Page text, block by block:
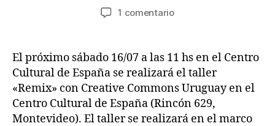
1 comentarioen
con
Creative
Commons
Uruguay
en
el
El próximo sábado 16/07 a las 11 hs en el Centro
Cultural de España se realizará el taller
«Remix» con Creative Commons Uruguay en el
Centro Cultural de España (Rincón 629,
Montevideo). El taller se realizará en el marco